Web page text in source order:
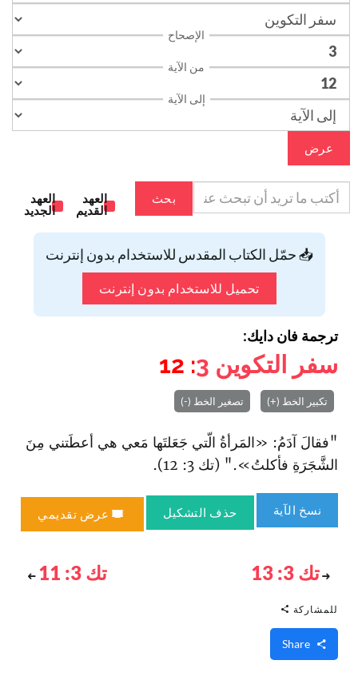
الإصحاح
من الآية
إلى الآية
عرض
بحث
العهد
القديم
العهد
الجديد
📥 حمّل الكتاب المقدس للاستخدام بدون إنترنت
تحميل للاستخدام بدون إنترنت
ترجمة فان دايك:
سفر التكوين 3
: 12
تكبير الخط (+) تصغير الخط (-)
"فقالَ آدَمُ: «المَرأةُ الّتي جَعَلتَها مَعي هي أعطَتني مِنَ
الشَّجَرَةِ فأكلتُ»." (تك 3: 12).
نسخ الآية حذف التشكيل عرض تقديمي
تك 3: 13 تك 3: 11
للمشاركة